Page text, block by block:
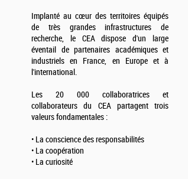
Implanté au cœur des territoires équipés
de très grandes infrastructures de
recherche, le CEA dispose d'un large
éventail de partenaires académiques et
industriels en France, en Europe et à
l'international.
Les 20 000 collaboratrices et
collaborateurs du CEA partagent trois
valeurs fondamentales :
• La conscience des responsabilités
• La coopération
• La curiosité